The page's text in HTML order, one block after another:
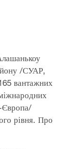
/СУАР,
вантажних
Європа/
рівня. Про